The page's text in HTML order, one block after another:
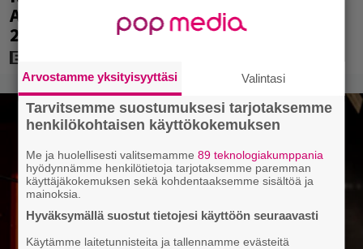
Agatha Christien hengessä – vuoden
2023 leffa tarjoaa murhamysteerin
Arvostamme yksityisyyttäsi Valintasi
Tarvitsemme suostumuksesi tarjotaksemme
henkilökohtaisen käyttökokemuksen
Me ja huolellisesti valitsemamme89 teknologiakumppania
hyödynnämme henkilötietoja tarjotaksemme paremman
käyttäjäkokemuksen sekä kohdentaaksemme sisältöä ja
mainoksia.
Hyväksymällä suostut tietojesi käyttöön seuraavasti
Käytämme laitetunnisteita ja tallennamme evästeitä